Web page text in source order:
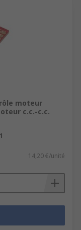
moteur
c.c.-c.c.
14,20 €/unité